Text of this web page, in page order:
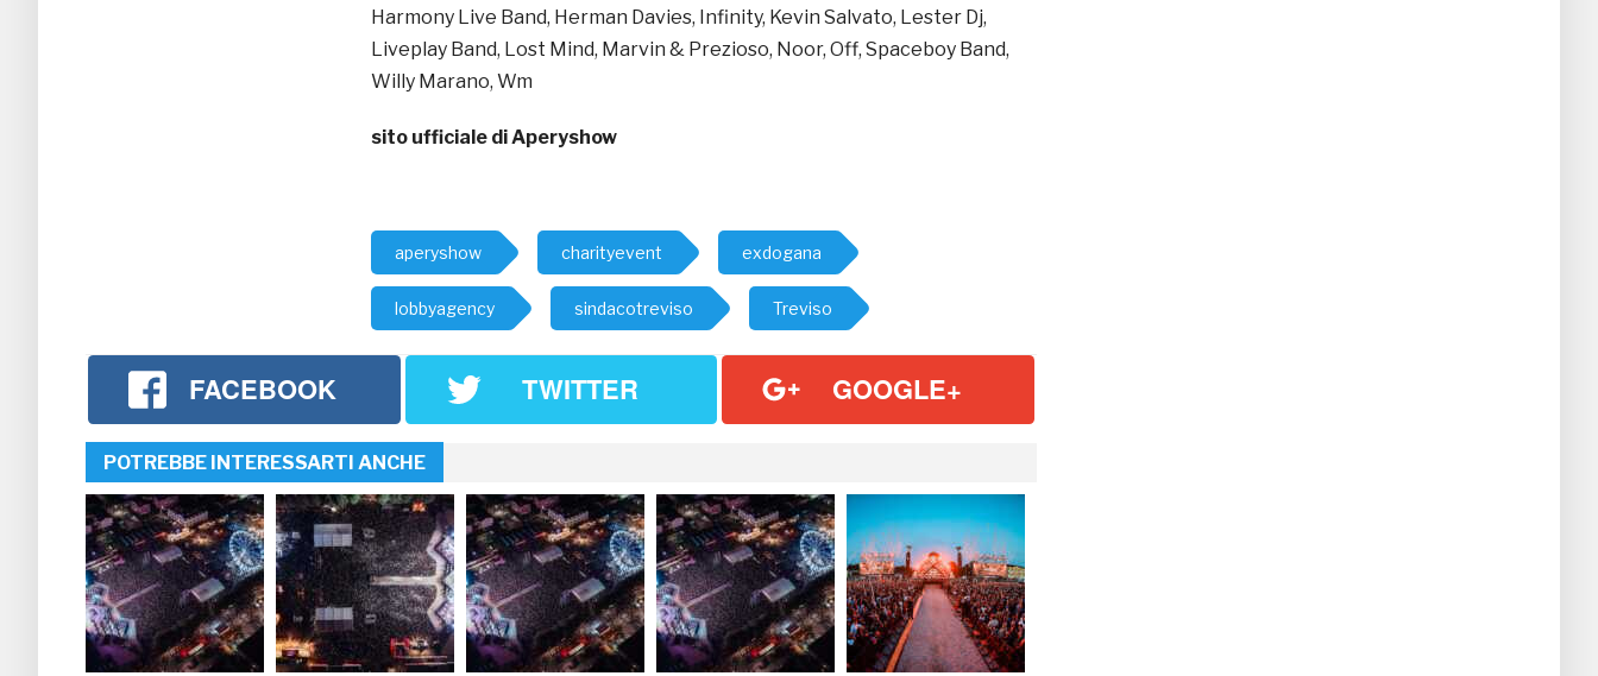
Harmony Live Band, Herman Davies, Infinity, Kevin Salvato, Lester Dj,
Liveplay Band, Lost Mind, Marvin & Prezioso, Noor, Off, Spaceboy Band,
Willy Marano, Wm
sito ufficiale di Aperyshow
aperyshow charityevent exdogana
lobbyagency sindacotreviso Treviso
FACEBOOK TWITTER GOOGLE+
POTREBBE INTERESSARTI ANCHE